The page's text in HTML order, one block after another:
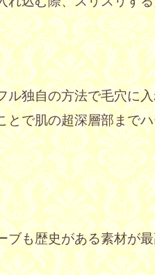
ル独自の方法で毛穴に
とで肌の超深層部まで
ブも歴史がある素材が